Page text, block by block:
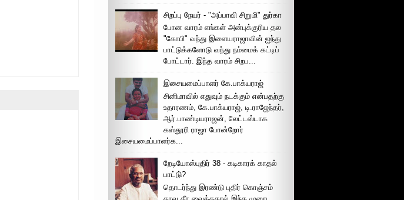
சிறப்பு நேயர் - "அப்பாவி சிறுமி" துர்கா
போன வாரம் எங்கள் அன்புக்குரிய தல
"கோபி" வந்து இளையராஜாவின் ஐந்து
பாட்டுக்களோடு வந்து நம்மைக் கட்டிப்
போட்டார். இந்த வாரம் சிறப...
இசையமைப்பாளர் கே.பாக்யராஜ்
சினிமாவில் எதுவும் நடக்கும் என்பதற்கு
உதாரணம், கே.பாக்யராஜ், டி.ராஜேந்தர்,
ஆர்.பாண்டியராஜன், லேட்டஸ்டாக
கஸ்தூரி ராஜா போன்றோர்
இசையமைப்பாளர்க...
றேடியோஸ்புதிர் 38 - கடிகாரக் காதல்
பாட்டு்?
தொடர்ந்து இரண்டு புதிர் கொஞ்சம்